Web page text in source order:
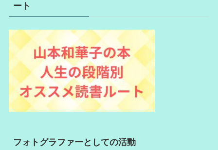
ート
フォトグラファーとしての活動